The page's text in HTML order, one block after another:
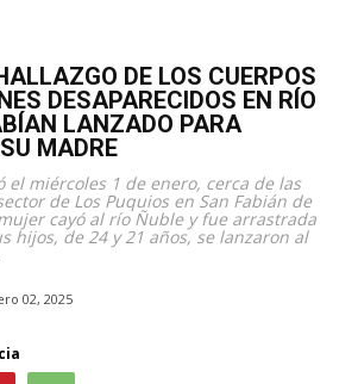
DE LOS CUERPOS
DESAPARECIDOS EN RÍO
LANZADO PARA
MADRE
el miércoles 1 de enero, cerca de las
de Los Puquios en San Fabián de
cayó al río Ñuble y fue arrastrada
hijos, de 24 y 21 años, se lanzaron al
02, 2025